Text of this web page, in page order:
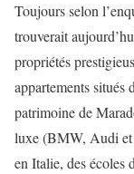
Toujours selon
trouverait
propriétés
appartements situés
patrimoine de
luxe (BMW, Audi et
en Italie, des écoles